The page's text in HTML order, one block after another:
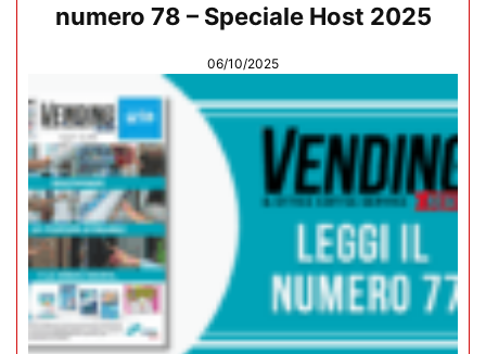
numero 78 – Speciale Host 2025
06/10/2025